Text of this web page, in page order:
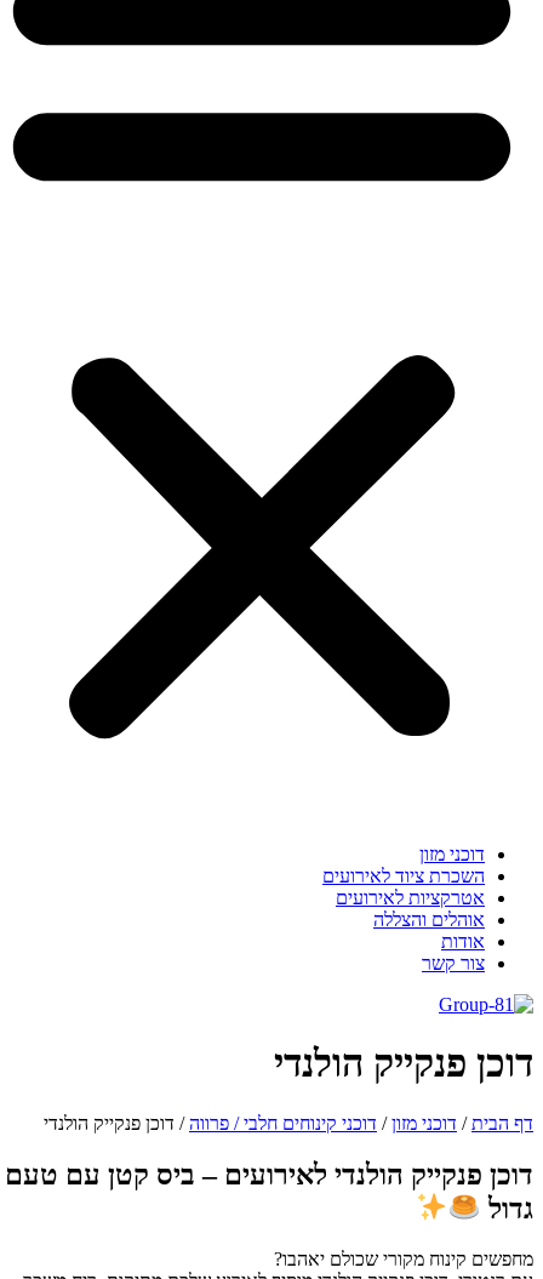
דוכני מזון
השכרת ציוד לאירועים
אטרקציות לאירועים
אוהלים והצללה
אודות
צור קשר
פנקייק הולנדי
הבית/דוכני מזון/דוכני קינוחים חלבי / פרווה/דוכן פנקייק הולנדי
פנקייק הולנדי לאירועים – ביס קטן עם טעם
קינוח מקורי שכולם יאהבו?